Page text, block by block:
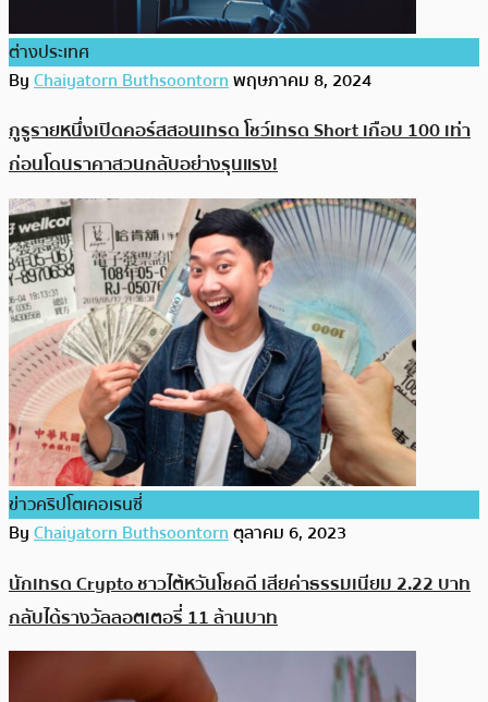
ต่างประเทศ
ByChaiyatorn Buthsoontornพฤษภาคม 8, 2024
กูรูรายหนึ่งเปิดคอร์สสอนเทรด โชว์เทรด Short เกือบ 100 เท่า
ก่อนโดนราคาสวนกลับอย่างรุนแรง!
ข่าวคริปโตเคอเรนซี่
ByChaiyatorn Buthsoontornตุลาคม 6, 2023
นักเทรด Crypto ชาวไต้หวันโชคดี เสียค่าธรรมเนียม 2.22 บาท
กลับได้รางวัลลอตเตอรี่ 11 ล้านบาท